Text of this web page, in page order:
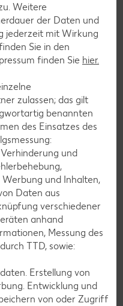
nicht ausbremsen,
Rezepte
große und kleine
Abendessen.
Weitere
der Daten und
jederzeit mit Wirkung
Sie in den
finden Sie hier.
zulassen; das gilt
benannten
des Einsatzes des
und
und Inhalten,
Daten aus
verschiedener
anhand
Messung des
TTD, sowie:
Erstellung von
Entwicklung und
von oder Zugriff